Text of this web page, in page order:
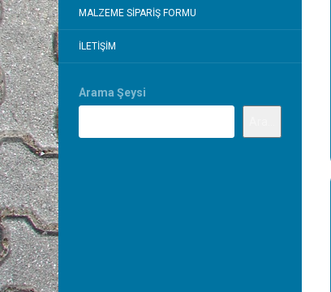
MALZEME SIPARIŞ FORMU
İLETIŞIM
Arama Şeysi